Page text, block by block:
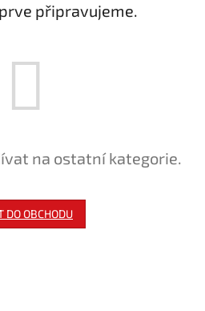
připravujeme.
na ostatní kategorie.
DO OBCHODU